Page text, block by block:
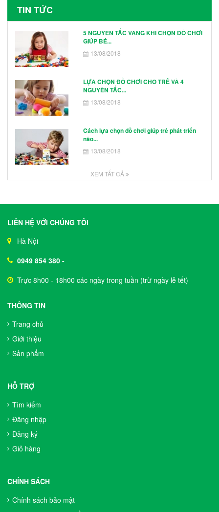
TIN TỨC
5 NGUYÊN TẮC VÀNG KHI CHỌN ĐỒ CHƠI
GIÚP BÉ...
13/08/2018
LỰA CHỌN ĐỒ CHƠI CHO TRẺ VÀ 4
NGUYÊN TẮC...
13/08/2018
Cách lựa chọn đồ chơi giúp trẻ phát triển
não...
13/08/2018
XEM TẤT CẢ
LIÊN HỆ VỚI CHÚNG TÔI
Hà Nội
0949 854 380 -
Trực 8h00 - 18h00 các ngày trong tuần (trừ ngày lễ tết)
THÔNG TIN
Trang chủ
Giới thiệu
Sản phẩm
HỖ TRỢ
Tìm kiếm
Đăng nhập
Đăng ký
Giỏ hàng
CHÍNH SÁCH
Chính sách bảo mật